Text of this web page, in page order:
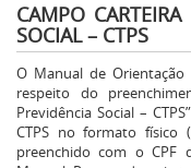
CAMPO
SOCIAL – CTPS
O Manual de Orientação
respeito do
Previdência Social –
CTPS no formato físico
preenchido com o CPF